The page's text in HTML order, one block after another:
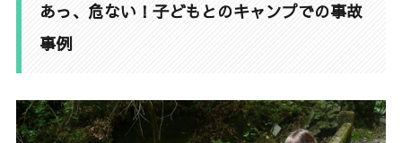
あっ、危ない！子どもとのキャンプでの事故
事例